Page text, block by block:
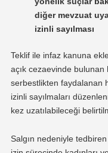
diğer mevzuat
izinli sayılması
Teklif ile infaz kanuna
açık cezaevinde
serbestlikten faydalanan
izinli sayılmaları
kez uzatılabileceği
Salgın nedeniyle